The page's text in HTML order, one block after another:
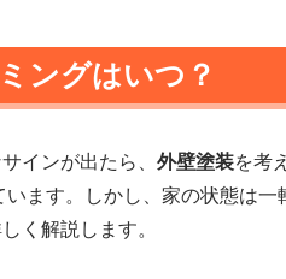
ングはいつ？
インが出たら、 外壁塗装を考
います。しかし、家の状態は
く解説します。